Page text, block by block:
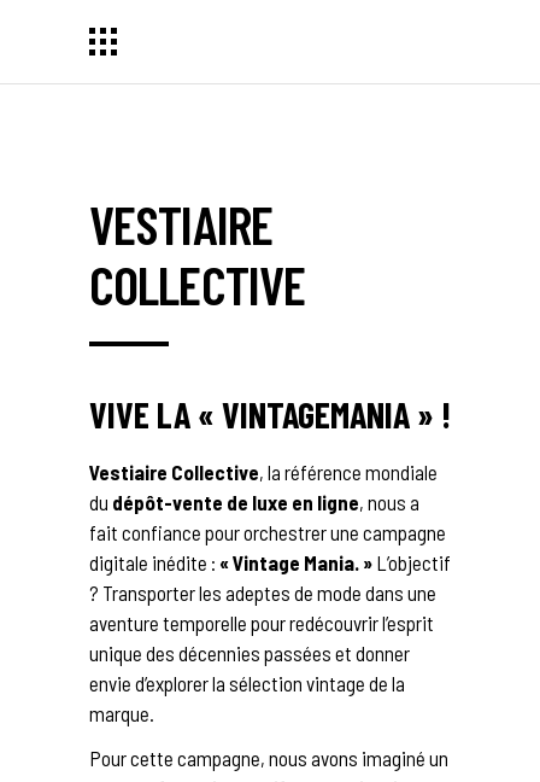
VESTIAIRE
COLLECTIVE
VIVE LA « VINTAGEMANIA » !
Vestiaire Collective, la référence mondiale
du dépôt-vente de luxe en ligne, nous a
fait confiance pour orchestrer une campagne
digitale inédite : « Vintage Mania. » L’objectif
? Transporter les adeptes de mode dans une
aventure temporelle pour redécouvrir l’esprit
unique des décennies passées et donner
envie d’explorer la sélection vintage de la
marque.
Pour cette campagne, nous avons imaginé un